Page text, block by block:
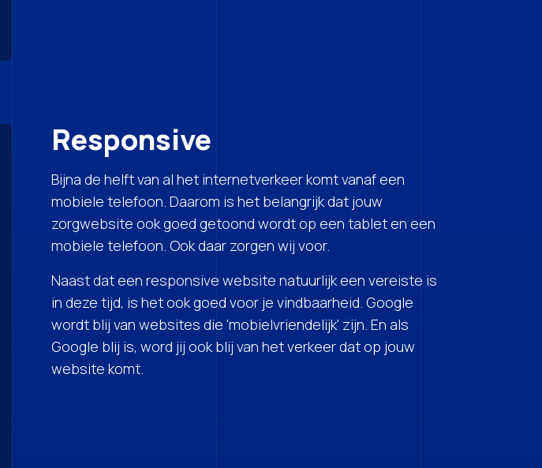
Responsive
Bijna de helft van al het internetverkeer komt vanaf een
mobiele telefoon. Daarom is het belangrijk dat jouw
zorgwebsite ook goed getoond wordt op een tablet en een
mobiele telefoon. Ook daar zorgen wij voor.
Naast dat een responsive website natuurlijk een vereiste is
in deze tijd, is het ook goed voor je vindbaarheid. Google
wordt blij van websites die 'mobielvriendelijk' zijn. En als
Google blij is, word jij ook blij van het verkeer dat op jouw
website komt.